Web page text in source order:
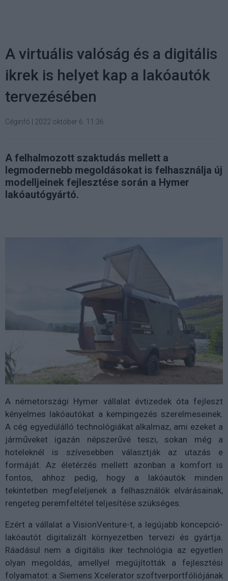
A virtuális valóság és a digitális
ikrek is helyet kap a lakóautók
tervezésében
Céginfó 2022 október 6. 11:36
A felhalmozott szaktudás mellett a
legmodernebb megoldásokat is felhasználja új
modelljeinek fejlesztése során a Hymer
lakóautógyártó.
A németországi Hymer vállalat évtizedek óta fejleszt
kényelmes lakóautókat a kempingezés szerelmeseinek.
A cég egyedülálló technológiákat alkalmaz, ami ezeket a
járműveket igazán népszerűvé teszi, sokan még a
hoteleknél is szívesebben választják az utazás e
formáját. Az életérzés mellett azonban a komfort is
fontos, ahhoz pedig, hogy a lakóautók minden
tekintetben megfeleljenek a felhasználók elvárásainak,
rengeteg peremfeltétel teljesítése szükséges.
Ezért a vállalat a VisionVenture-t, a legújabb koncepció-
lakóautót digitalizált környezetben tervezi és gyártja.
Ráadásul nem a digitális iker technológia az egyetlen
olyan megoldás, amellyel megújították a fejlesztési
folyamatot: a Siemens Xcelerator szoftverportfóliójának